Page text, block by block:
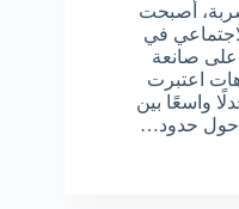
أصبحت
في
على صانعة
اعتبرت
واسعًا بين
حول حدود…